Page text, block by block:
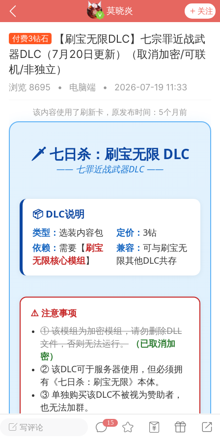
莫晓炎 关注
我的钱包 道具 排行榜
MOD下载 攻略教程
Lv.8
02-10 15:45
电脑端 其他&工具
禁止发布联机可用的作弊模组，
作弊模组的发布规范近期收到一些信息
作弊模组在联机服务器使用,为了维护游
环境，中文网特此发布以下声明，规范
模组的发布行为：1. *...
2.23w
大人
Lv.8
写评论
15
3钻石
【刷宝无限DLC】七宗罪近战武
器DLC（7月20日更新）（取消加密/可联
机/非独立）
浏览 8695 • 电脑端 • 2026-07-19 11:33
该内容使用了刷新卡，原发布时间：5个月前
🗡️ 七日杀：刷宝无限 DLC
—— 七罪近战武器DLC ——
📦 DLC说明
类型： 选装内容包 定价： 3钻
依赖： 需要【刷宝
无限核心模组】
兼容： 可与刷宝无
限其他DLC共存
⚠️ 注意事项
① 该模组为加密模组，请勿删除DLL
文件，否则无法运行。
（已取消加
密）
② 该DLC可于服务器使用，但必须拥
有《七日杀：刷宝无限》本体。
③ 单独购买该DLC不被视为赞助者，
也无法加群。
④ 该DLC为选装内容包，对刷宝无限
本体无其他影响。